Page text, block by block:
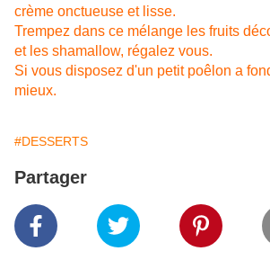
crème onctueuse et lisse.
Trempez dans ce mélange les fruits
et les shamallow, régalez vous.
Si vous disposez d'un petit poêlon a
mieux.
#DESSERTS
Partager